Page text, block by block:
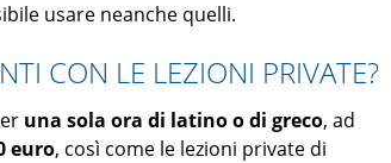
usare neanche quelli.
CON LE LEZIONI PRIVATE?
una sola ora di latino o di greco, ad
euro, così come le lezioni private di